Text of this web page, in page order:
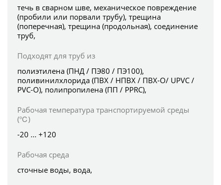
течь в сварном шве, механическое повреждение
(пробили или порвали трубу), трещина
(поперечная), трещина (продольная), соединение
труб,
Подходят для труб из
полиэтилена (ПНД / ПЭ80 / ПЭ100),
поливинилхлорида (ПВХ / НПВХ / ПВХ-О/ UPVC /
PVC-O), полипропилена (ПП / PPRC),
Рабочая температура транспортируемой среды
(℃)
-20 ... +120
Рабочая среда
сточные воды, вода,